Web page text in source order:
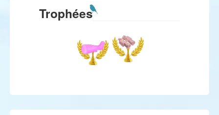
Trophées